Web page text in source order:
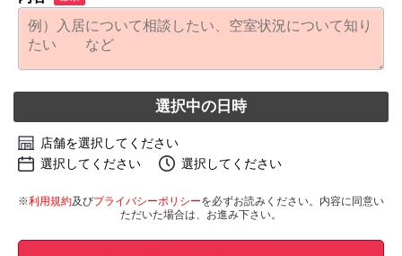
選択中の日時
店舗を選択してください
選択してください
選択してください
※利用規約及びプライバシーポリシーを必ずお読みください。内容に同意い
ただいた場合は、お進み下さい。